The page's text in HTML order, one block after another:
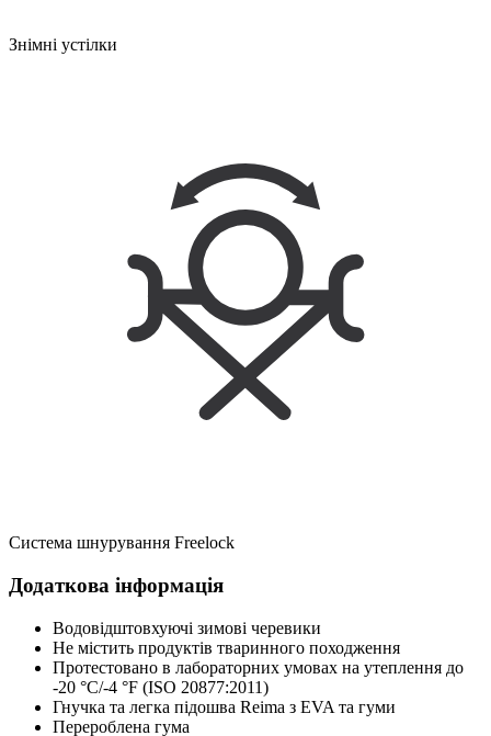
Знімні устілки
Система шнурування Freelock
Додаткова інформація
Водовідштовхуючі зимові черевики
Не містить продуктів тваринного походження
Протестовано в лабораторних умовах на утеплення до
-20 °C/-4 °F (ISO 20877:2011)
Гнучка та легка підошва Reima з EVA та гуми
Перероблена гума